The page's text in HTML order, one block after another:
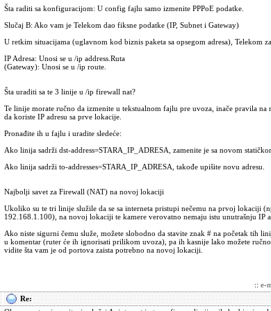
Šta raditi sa konfiguracijom: U config fajlu samo izmenite PPPoE podatke.
Slučaj B: Ako vam je Telekom dao fiksne podatke (IP, Subnet i Gateway)
U retkim situacijama (uglavnom kod biznis paketa sa opsegom adresa), Telekom
IP Adresa: Unosi se u /ip address.Ruta
(Gateway): Unosi se u /ip route.
Šta uraditi sa te 3 linije u /ip firewall nat?
Te linije morate ručno da izmenite u tekstualnom fajlu pre uvoza, inače pravila
da koriste IP adresu sa prve lokacije.
Pronađite ih u fajlu i uradite sledeće:
Ako linija sadrži dst-address=STARA_IP_ADRESA, zamenite je sa novom
Ako linija sadrži to-addresses=STARA_IP_ADRESA, takođe upišite novu adresu.
Najbolji savet za Firewall (NAT) na novoj lokaciji
Ukoliko su te tri linije služile da se sa interneta pristupi nečemu na prvoj lokaciji
192.168.1.100), na novoj lokaciji te kamere verovatno nemaju istu unutrašnju IP
Ako niste sigurni čemu služe, možete slobodno da stavite znak # na početak tih
u komentar (ruter će ih ignorisati prilikom uvoza), pa ih kasnije lako možete
vidite šta vam je od portova zaista potrebno na novoj lokaciji.
:: e-
Re: